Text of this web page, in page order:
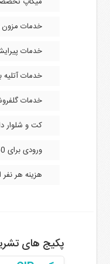
خدمات مزون
خدمات
خدمات آتلیه
خدمات
کت و شلوار
ورودی برای 50 نفر اول
هزینه هر نفر اضافه از 50 نفر
پکیج های